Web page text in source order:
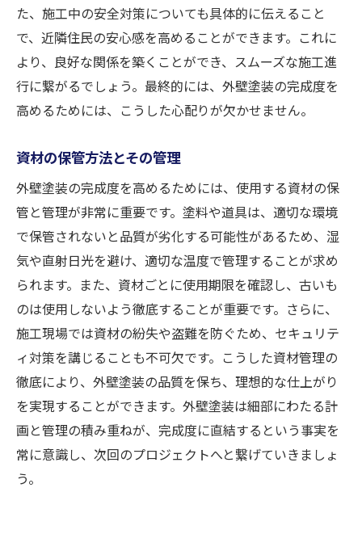
た、施工中の安全対策についても具体的に伝えること
で、近隣住民の安心感を高めることができます。これに
より、良好な関係を築くことができ、スムーズな施工進
行に繋がるでしょう。最終的には、外壁塗装の完成度を
高めるためには、こうした心配りが欠かせません。
資材の保管方法とその管理
外壁塗装の完成度を高めるためには、使用する資材の保
管と管理が非常に重要です。塗料や道具は、適切な環境
で保管されないと品質が劣化する可能性があるため、湿
気や直射日光を避け、適切な温度で管理することが求め
られます。また、資材ごとに使用期限を確認し、古いも
のは使用しないよう徹底することが重要です。さらに、
施工現場では資材の紛失や盗難を防ぐため、セキュリテ
ィ対策を講じることも不可欠です。こうした資材管理の
徹底により、外壁塗装の品質を保ち、理想的な仕上がり
を実現することができます。外壁塗装は細部にわたる計
画と管理の積み重ねが、完成度に直結するという事実を
常に意識し、次回のプロジェクトへと繋げていきましょ
う。